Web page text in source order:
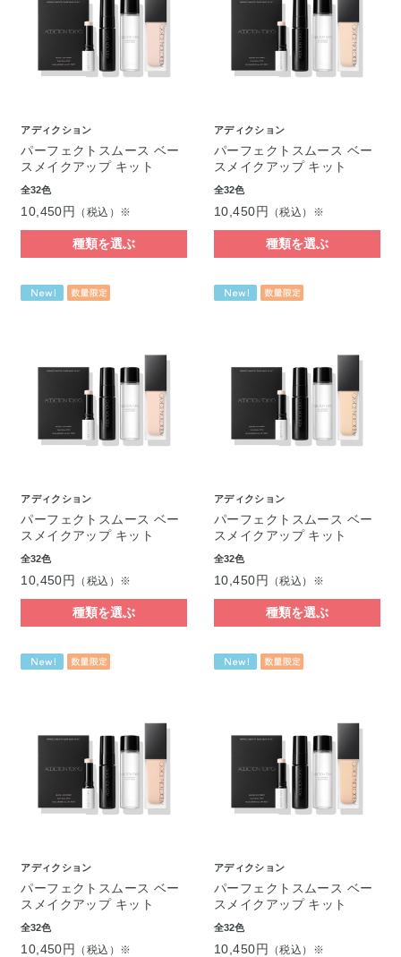
アディクション
パーフェクトスムース ベー
スメイクアップ キット
全32色
10,450円 （税込）※
種類を選ぶ
アディクション
パーフェクトスムース ベー
スメイクアップ キット
全32色
10,450円 （税込）※
種類を選ぶ
アディクション
パーフェクトスムース ベー
スメイクアップ キット
全32色
10,450円 （税込）※
種類を選ぶ
アディクション
パーフェクトスムース ベー
スメイクアップ キット
全32色
10,450円 （税込）※
種類を選ぶ
アディクション
パーフェクトスムース ベー
スメイクアップ キット
全32色
10,450円 （税込）※
アディクション
パーフェクトスムース ベー
スメイクアップ キット
全32色
10,450円 （税込）※